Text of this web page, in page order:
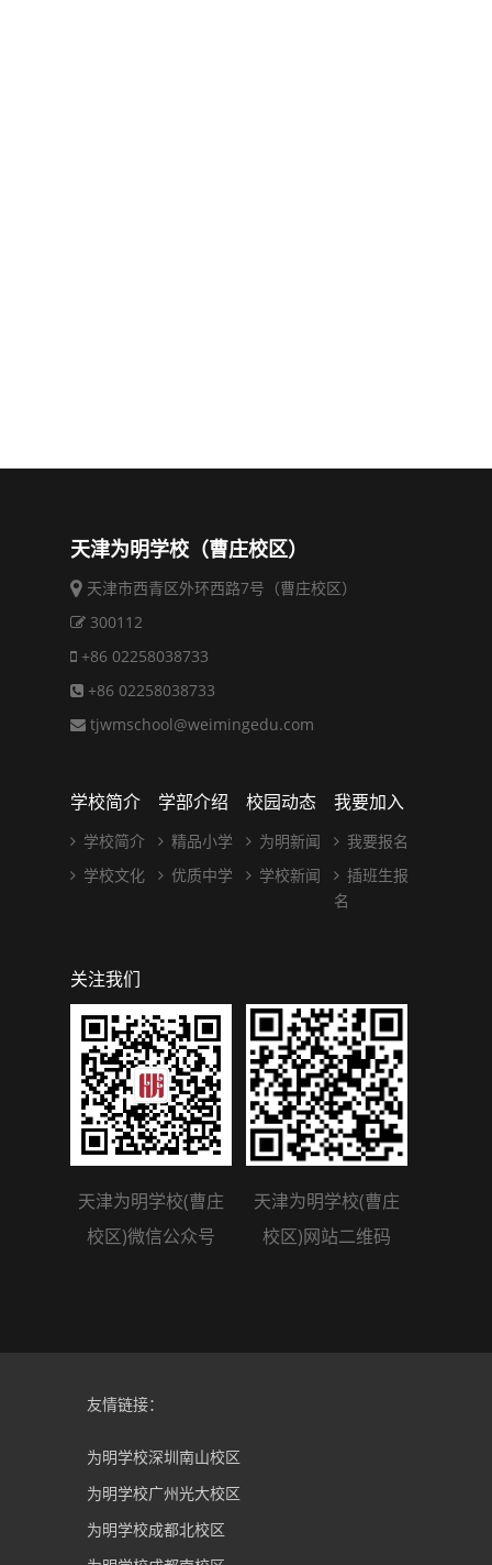
天津为明学校（曹庄校区）
天津市西青区外环西路7号（曹庄校区）
300112
+86 02258038733
+86 02258038733
tjwmschool@weimingedu.com
学校简介
学校简介
学校文化
学部介绍
精品小学
优质中学
校园动态
为明新闻
学校新闻
我要加入
我要报名
插班生报
名
关注我们
天津为明学校(曹庄
校区)微信公众号
天津为明学校(曹庄
校区)网站二维码
友情链接：
为明学校深圳南山校区
为明学校广州光大校区
为明学校成都北校区